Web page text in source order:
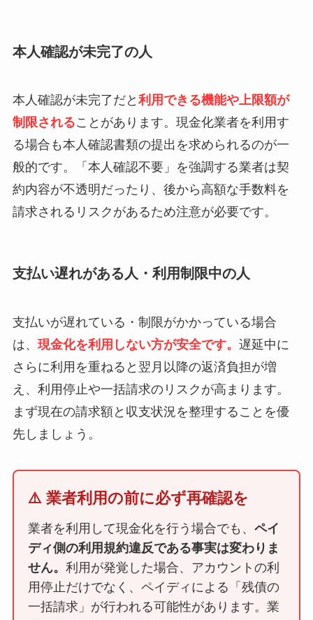
本人確認が未完了の人
本人確認が未完了だと 利用できる機能や上限額が
制限されることがあります。現金化業者を利用す
る場合も本人確認書類の提出を求められるのが一
般的です。「本人確認不要」を強調する業者は契
約内容が不透明だったり、後から高額な手数料を
請求されるリスクがあるため注意が必要です。
支払い遅れがある人・利用制限中の人
支払いが遅れている・制限がかかっている場合
は、 現金化を利用しない方が安全です。 遅延中に
さらに利用を重ねると翌月以降の返済負担が増
え、利用停止や一括請求のリスクが高まります。
まず現在の請求額と収支状況を整理することを優
先しましょう。
⚠️ 業者利用の前に必ず再確認を
業者を利用して現金化を行う場合でも、 ペイ
ディ側の利用規約違反である事実は変わりま
せん。 利用が発覚した場合、アカウントの利
用停止だけでなく、ペイディによる「残債の
一括請求」が行われる可能性があります。業